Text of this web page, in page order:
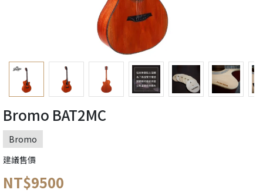
Bromo BAT2MC
Bromo
建議售價
NT$9500